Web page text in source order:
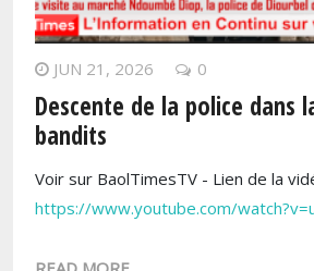
JUN 21, 2026 0
Descente de la police dans
bandits
Voir sur BaolTimesTV - Lien de la
https://www.youtube.com/